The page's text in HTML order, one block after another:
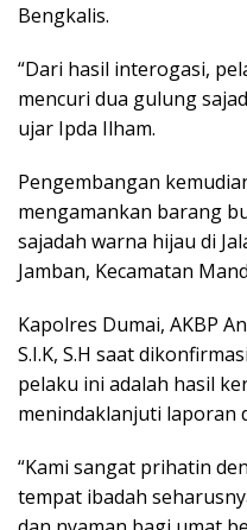
Bengkalis.
“Dari hasil interogasi,
mencuri dua gulung
ujar Ipda Ilham.
Pengembangan
mengamankan barang
sajadah warna hijau di
Jamban, Kecamatan
Kapolres Dumai, AKBP
S.I.K, S.H saat
pelaku ini adalah hasil
menindaklanjuti laporan
“Kami sangat prihatin
tempat ibadah